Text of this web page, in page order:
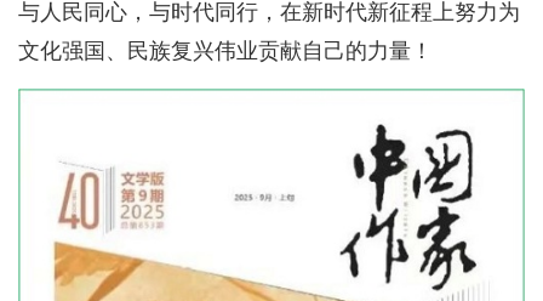
与人民同心，与时代同行，在新时代新征程上努力为
文化强国、民族复兴伟业贡献自己的力量！